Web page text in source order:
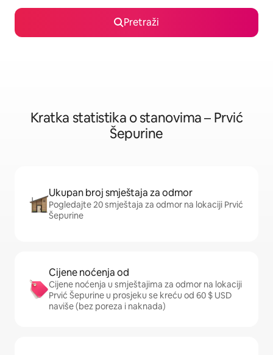
Pretraži
Kratka statistika o stanovima – Prvić
Šepurine
Ukupan broj smještaja za odmor
Pogledajte 20 smještaja za odmor na lokaciji Prvić
Šepurine
Cijene noćenja od
Cijene noćenja u smještajima za odmor na lokaciji
Prvić Šepurine u prosjeku se kreću od 60 $ USD
naviše (bez poreza i naknada)